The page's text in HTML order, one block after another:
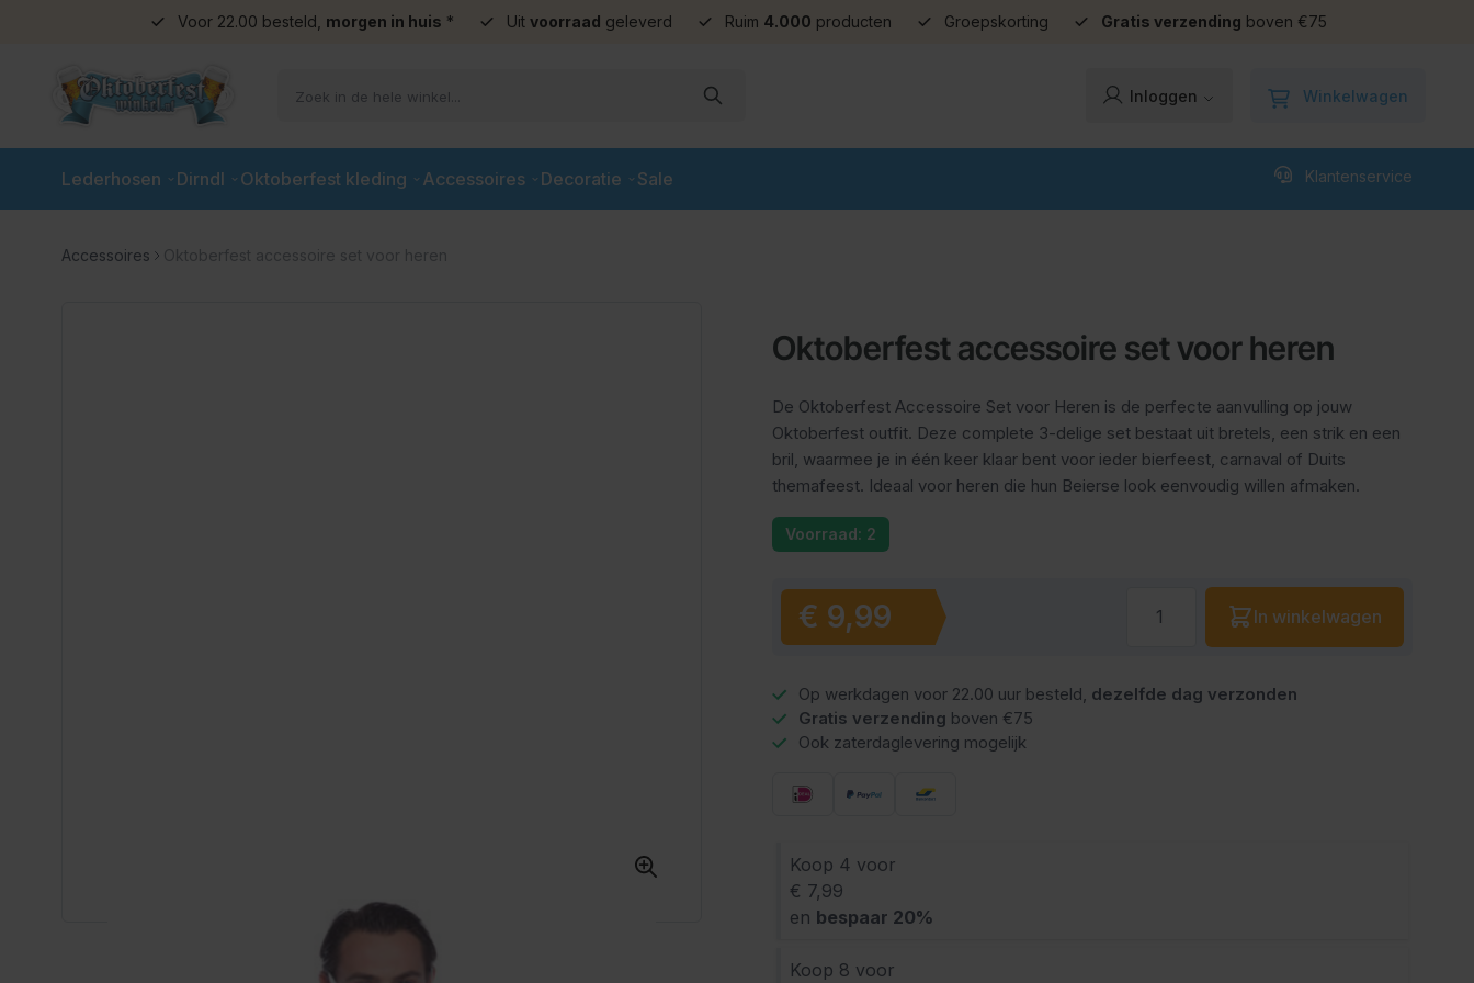
Voor 22.00 besteld, morgen in huis * Uit voorraad geleverd Ruim 4.000 producten Groepskorting Gratis verzending boven €75
Inloggen Winkelwagen
Lederhosen Dirndl Oktoberfest kleding Accessoires Decoratie Sale Klantenservice
Accessoires Oktoberfest accessoire set voor heren
Oktoberfest accessoire set voor heren
De Oktoberfest Accessoire Set voor Heren is de perfecte aanvulling op jouw
Oktoberfest outfit. Deze complete 3-delige set bestaat uit bretels, een strik en een
bril, waarmee je in één keer klaar bent voor ieder bierfeest, carnaval of Duits
themafeest. Ideaal voor heren die hun Beierse look eenvoudig willen afmaken.
Voorraad: 2
€ 9,99
In winkelwagen
Op werkdagen voor 22.00 uur besteld, dezelfde dag verzonden
Gratis verzending boven €75
Ook zaterdaglevering mogelijk
Koop 4 voor
€ 7,99
en bespaar 20%
Koop 8 voor